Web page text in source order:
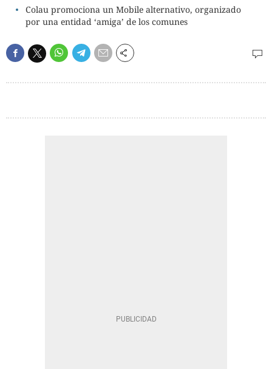
Colau promociona un Mobile alternativo, organizado
por una entidad ‘amiga’ de los comunes